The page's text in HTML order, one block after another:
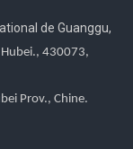
de Guanggu,
, 430073,
Prov., Chine.